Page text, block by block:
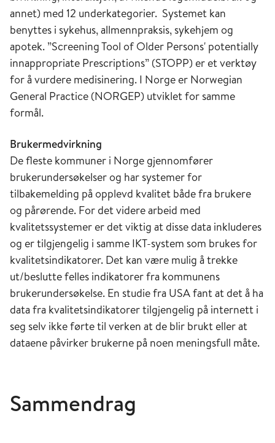
annet) med 12 underkategorier. Systemet kan
benyttes i sykehus, allmennpraksis, sykehjem og
apotek. ”Screening Tool of Older Persons' potentially
innappropriate Prescriptions” (STOPP) er et verktøy
for å vurdere medisinering. I Norge er Norwegian
General Practice (NORGEP) utviklet for samme
formål.
Brukermedvirkning
De fleste kommuner i Norge gjennomfører
brukerundersøkelser og har systemer for
tilbakemelding på opplevd kvalitet både fra brukere
og pårørende. For det videre arbeid med
kvalitetssystemer er det viktig at disse data inkluderes
og er tilgjengelig i samme IKT-system som brukes for
kvalitetsindikatorer. Det kan være mulig å trekke
ut/beslutte felles indikatorer fra kommunens
brukerundersøkelse. En studie fra USA fant at det å ha
data fra kvalitetsindikatorer tilgjengelig på internett i
seg selv ikke førte til verken at de blir brukt eller at
dataene påvirker brukerne på noen meningsfull måte.
Sammendrag